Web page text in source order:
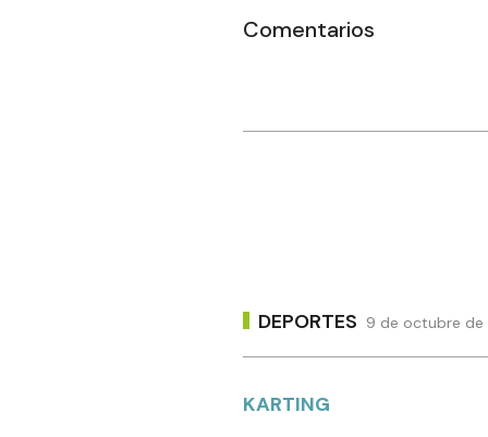
Comentarios
DEPORTES 9 de octubre de
KARTING